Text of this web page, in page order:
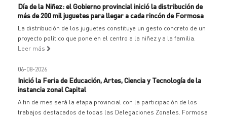
Día de la Niñez: el Gobierno provincial inició la distribución de
más de 200 mil juguetes para llegar a cada rincón de Formosa
La distribución de los juguetes constituye un gesto concreto de un
proyecto político que pone en el centro a la niñez y a la familia.
Leer más
06-08-2026
Inició la Feria de Educación, Artes, Ciencia y Tecnología de la
instancia zonal Capital
A fin de mes será la etapa provincial con la participación de los
trabajos destacados de todas las Delegaciones Zonales. Formosa